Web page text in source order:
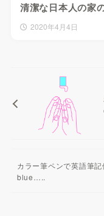
清潔な日本人の家
2020年4月4日
カラー筆ペンで英語筆
blue…..